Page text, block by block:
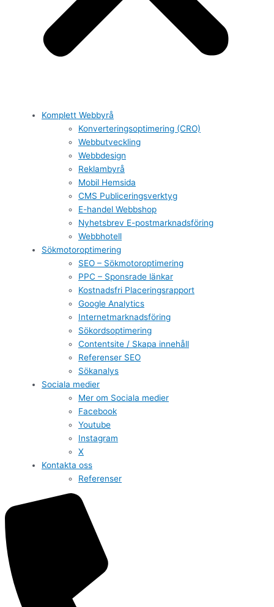
Komplett Webbyrå
Konverteringsoptimering (CRO)
Webbutveckling
Webbdesign
Reklambyrå
Mobil Hemsida
CMS Publiceringsverktyg
E-handel Webbshop
Nyhetsbrev E-postmarknadsföring
Webbhotell
Sökmotoroptimering
SEO – Sökmotoroptimering
PPC – Sponsrade länkar
Kostnadsfri Placeringsrapport
Google Analytics
Internetmarknadsföring
Sökordsoptimering
Contentsite / Skapa innehåll
Referenser SEO
Sökanalys
Sociala medier
Mer om Sociala medier
Facebook
Youtube
Instagram
X
Kontakta oss
Referenser